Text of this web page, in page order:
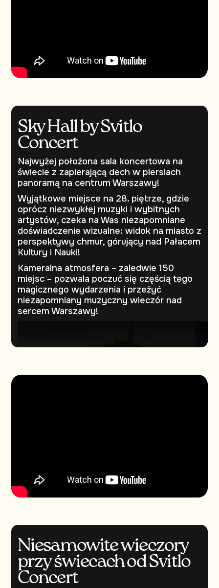
Sky Hall by Svitlo
Concert
Najwyżej położona sala koncertowa na
świecie z zapierającą dech w piersiach
panoramą na centrum Warszawy!
Wyjątkowe miejsce na 28. piętrze, gdzie
oprócz niezwykłej muzyki i wybitnych
artystów, czeka na Was niezapomniane
doświadczenie wizualne: widok na miasto z
perspektywy chmur, górujący nad Pałacem
Kultury i Nauki!
Kameralna atmosfera – zaledwie 150
miejsc – pozwala poczuć się częścią tego
magicznego wydarzenia i przeżyć
niezapomniany muzyczny wieczór nad
sercem Warszawy!
Niesamowite wieczory
przy świecach od Svitlo
Concert